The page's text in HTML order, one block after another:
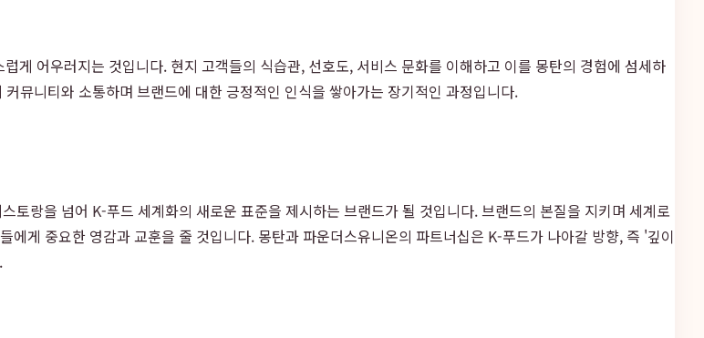
게 어우러지는 것입니다. 현지 고객들의 식습관, 선호도, 서비스 문화를 이해하고 이를 몽탄의 경험에 섬세하
뮤니티와 소통하며 브랜드에 대한 긍정적인 인식을 쌓아가는 장기적인 과정입니다.
랑을 넘어 K-푸드 세계화의 새로운 표준을 제시하는 브랜드가 될 것입니다. 브랜드의 본질을 지키며 세계로
게 중요한 영감과 교훈을 줄 것입니다. 몽탄과 파운더스유니온의 파트너십은 K-푸드가 나아갈 방향, 즉 '깊이